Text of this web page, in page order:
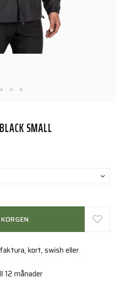
SMALL
kort, swish eller
12 månader